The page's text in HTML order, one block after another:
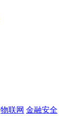
物联网 金融安全